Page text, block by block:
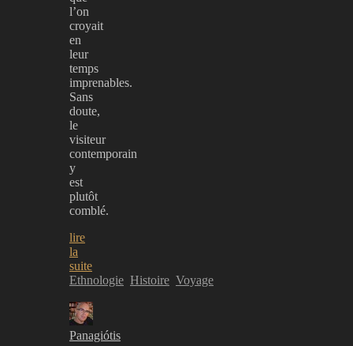
l’on
croyait
en
leur
temps
imprenables.
Sans
doute,
le
visiteur
contemporain
y
est
plutôt
comblé.
lire
la
suite
Ethnologie Histoire Voyage
Panagiótis